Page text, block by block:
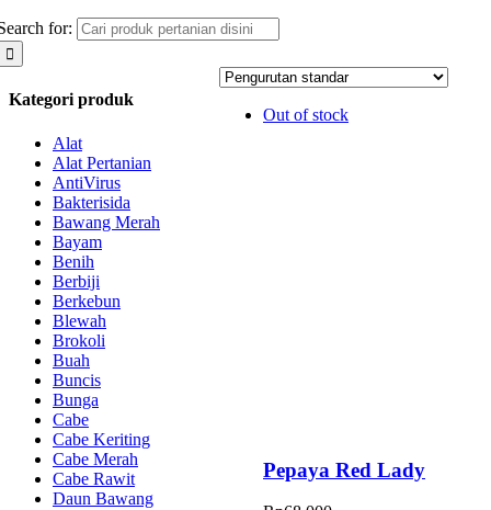
for:
Out of stock
Pepaya Red Lady
Kategori produk
Alat
Alat Pertanian
AntiVirus
Bakterisida
Bawang Merah
Bayam
Benih
Berbiji
Berkebun
Blewah
Brokoli
Buah
Buncis
Bunga
Cabe
Cabe Keriting
Cabe Merah
Cabe Rawit
Daun Bawang